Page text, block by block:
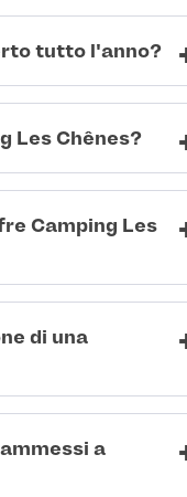
tutto l'anno?
Les Chênes?
Camping Les
di una
a